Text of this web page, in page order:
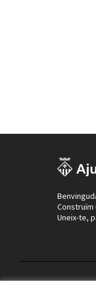
Uneix-te,